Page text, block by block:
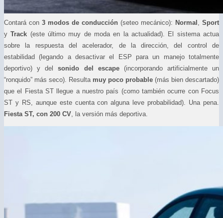
Contará con 3 modos de conducción (seteo mecánico): Normal
Sport
yTrack (este último muy de moda en la actualidad). El sistema actua
sobre la respuesta del acelerador, de la dirección, del control de
estabilidad (legando a desactivar el ESP para un manejo totalmente
deportivo) y delsonido del escape(incorporando artificialmente un
“ronquido” más seco).
Resulta muy poco probable (más bien descartado)
que el Fiesta ST llegue a nuestro país (como también ocurre con Focus
ST y RS, aunque este cuenta con alguna leve probabilidad). Una pena.
Fiesta ST, con 200 CV , la versión más deportiva.